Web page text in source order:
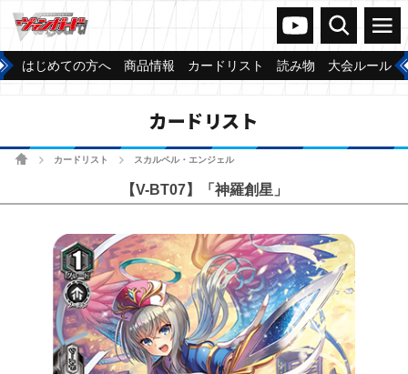
ヴァンガードch
検索 メニュー
はじめての方へ 商品情報 カードリスト 読み物 大会ルール
カードリスト
ホームカードリスト スカルペル・エンジェル
【V-BT07】「神羅創星」